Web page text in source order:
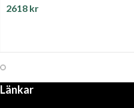
2618 kr
Länkar